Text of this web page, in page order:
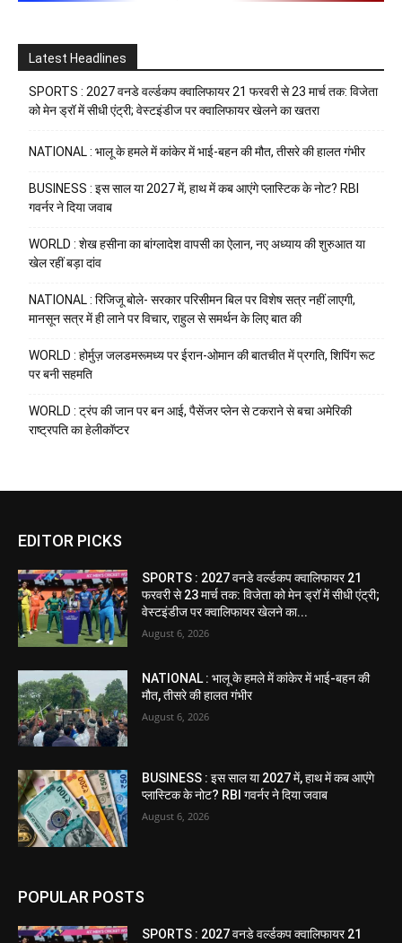
Latest Headlines
SPORTS : 2027 वनडे वर्ल्डकप क्वालिफायर 21 फरवरी से 23 मार्च तक: विजेता
को मेन ड्रॉ में सीधी एंट्री; वेस्टइंडीज पर क्वालिफायर खेलने का खतरा
NATIONAL : भालू के हमले में कांकेर में भाई-बहन की मौत, तीसरे की हालत गंभीर
BUSINESS : इस साल या 2027 में, हाथ में कब आएंगे प्लास्टिक के नोट? RBI
गवर्नर ने दिया जवाब
WORLD : शेख हसीना का बांग्लादेश वापसी का ऐलान, नए अध्याय की शुरुआत या
खेल रहीं बड़ा दांव
NATIONAL : रिजिजू बोले- सरकार परिसीमन बिल पर विशेष सत्र नहीं लाएगी,
मानसून सत्र में ही लाने पर विचार, राहुल से समर्थन के लिए बात की
WORLD : होर्मुज़ जलडमरूमध्य पर ईरान-ओमान की बातचीत में प्रगति, शिपिंग रूट
पर बनी सहमति
WORLD : ट्रंप की जान पर बन आई, पैसेंजर प्लेन से टकराने से बचा अमेरिकी
राष्ट्रपति का हेलीकॉप्टर
EDITOR PICKS
SPORTS : 2027 वनडे वर्ल्डकप क्वालिफायर 21
फरवरी से 23 मार्च तक: विजेता को मेन ड्रॉ में सीधी एंट्री;
वेस्टइंडीज पर क्वालिफायर खेलने का...
August 6, 2026
NATIONAL : भालू के हमले में कांकेर में भाई-बहन की
मौत, तीसरे की हालत गंभीर
August 6, 2026
BUSINESS : इस साल या 2027 में, हाथ में कब आएंगे
प्लास्टिक के नोट? RBI गवर्नर ने दिया जवाब
August 6, 2026
POPULAR POSTS
SPORTS : 2027 वनडे वर्ल्डकप क्वालिफायर 21